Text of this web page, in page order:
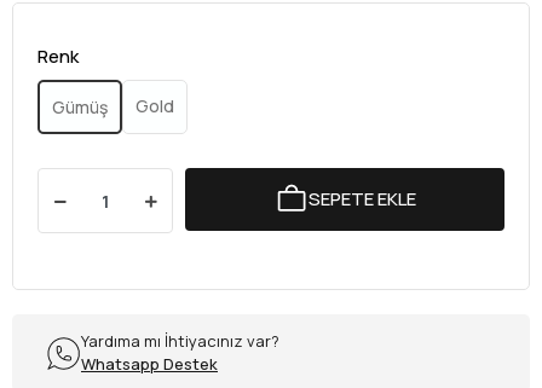
Renk
Gümüş Gold
SEPETE EKLE
Yardıma mı İhtiyacınız var?
Whatsapp Destek